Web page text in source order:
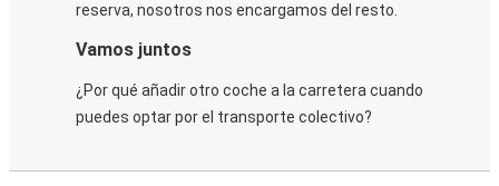
reserva, nosotros nos encargamos del resto.
Vamos juntos
¿Por qué añadir otro coche a la carretera cuando
puedes optar por el transporte colectivo?